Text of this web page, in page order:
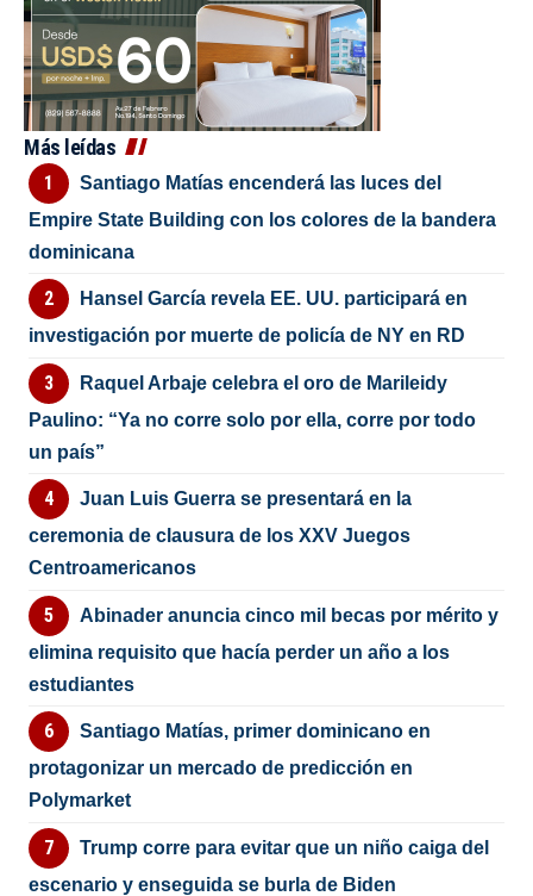
Más leídas
Santiago Matías encenderá las luces del
Empire State Building con los colores de la bandera
dominicana
Hansel García revela EE. UU. participará en
investigación por muerte de policía de NY en RD
Raquel Arbaje celebra el oro de Marileidy
Paulino: “Ya no corre solo por ella, corre por todo
un país”
Juan Luis Guerra se presentará en la
ceremonia de clausura de los XXV Juegos
Centroamericanos
Abinader anuncia cinco mil becas por mérito y
elimina requisito que hacía perder un año a los
estudiantes
Santiago Matías, primer dominicano en
protagonizar un mercado de predicción en
Polymarket
Trump corre para evitar que un niño caiga del
escenario y enseguida se burla de Biden